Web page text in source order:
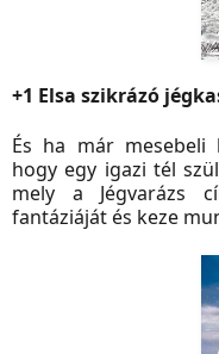
+1 Elsa szikrázó
És ha már mesebeli
hogy egy igazi tél
mely a Jégvarázs
fantáziáját és keze